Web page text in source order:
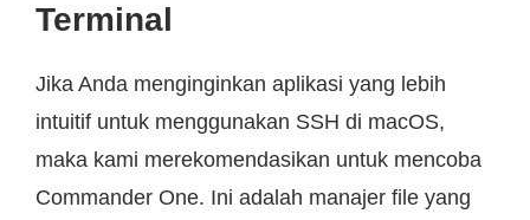
Terminal
Jika Anda menginginkan aplikasi yang lebih
intuitif untuk menggunakan SSH di macOS,
maka kami merekomendasikan untuk mencoba
Commander One. Ini adalah manajer file yang